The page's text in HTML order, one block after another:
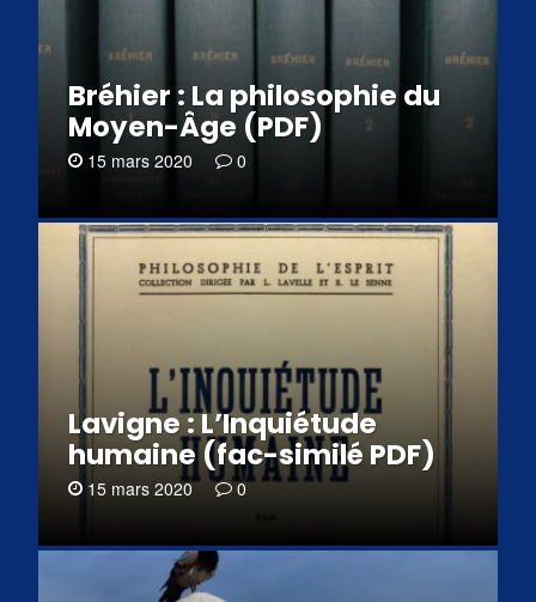
Bréhier : La philosophie du
Moyen-Âge (PDF)
15 mars 2020 0
Lavigne : L’Inquiétude
humaine (fac-similé PDF)
15 mars 2020 0